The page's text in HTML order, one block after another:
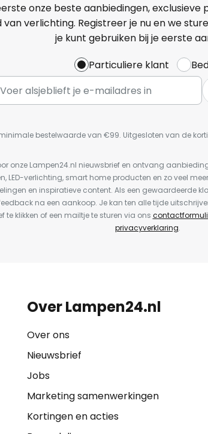
onze beste aanbiedingen,
verlichting. Registreer je nu en we
je kunt gebruiken bij je eerste
Particuliere klant
bestelwaarde van €99. Uitgesloten van de
onze Lampen24.nl nieuwsbrief en ontvang
LED-verlichting, smart home producten en zo veel
en inspiratieve content. Als een gewaardeerde
na een aankoop. Je kan ten alle tijde
te klikken of een mailtje te sturen via ons
privacyverklaring.
Over Lampen24.nl
Over ons
Nieuwsbrief
Jobs
Marketing samenwerkingen
Kortingen en acties